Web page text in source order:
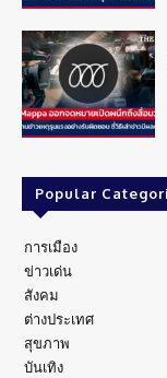
Popular
การเมือง
ข่าวเด่น
สังคม
ต่างประเทศ
สุขภาพ
บันเทิง